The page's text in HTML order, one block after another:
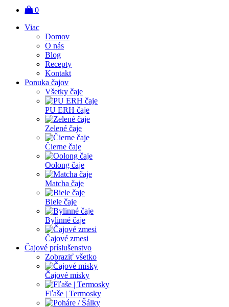
0
Viac
Domov
O nás
Blog
Recepty
Kontakt
Ponuka čajov
Všetky čaje
PU ERH čaje
Zelené čaje
Čierne čaje
Oolong čaje
Matcha čaje
Biele čaje
Bylinné čaje
Čajové zmesi
Čajové príslušenstvo
Zobraziť všetko
Čajové misky
Fľaše | Termosky